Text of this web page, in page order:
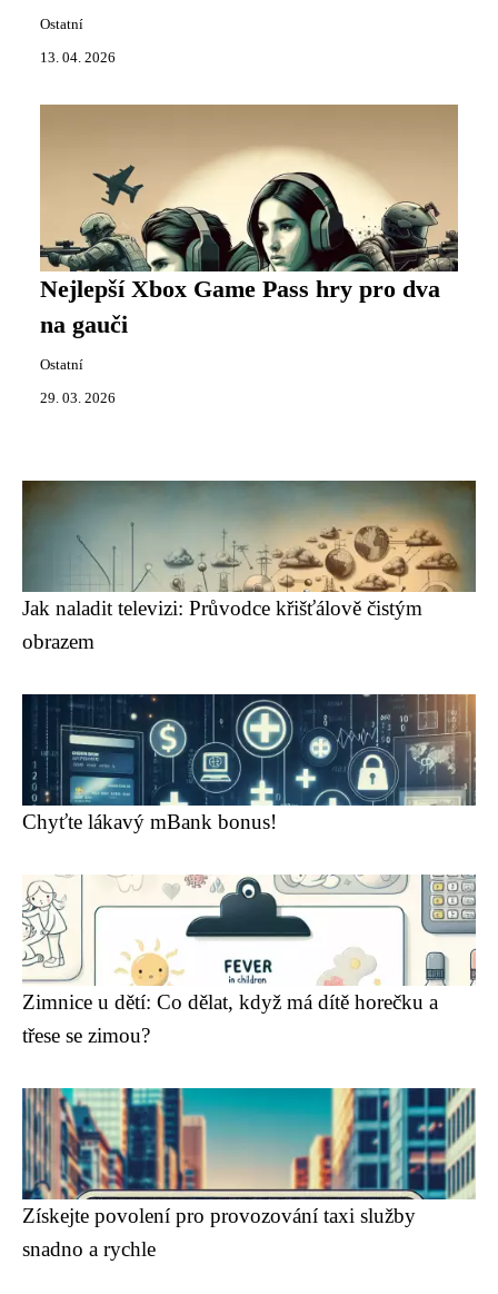
Ostatní
13. 04. 2026
Nejlepší Xbox Game Pass hry pro dva
na gauči
Ostatní
29. 03. 2026
Jak naladit televizi: Průvodce křišťálově čistým
obrazem
Chyťte lákavý mBank bonus!
Zimnice u dětí: Co dělat, když má dítě horečku a
třese se zimou?
Získejte povolení pro provozování taxi služby
snadno a rychle